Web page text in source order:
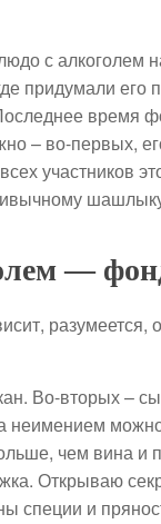
с алкоголем
придумали его
время
– во-первых,
участников
—
разумеется,
Во-вторых –
неимением
чем вина и
Открываю
и